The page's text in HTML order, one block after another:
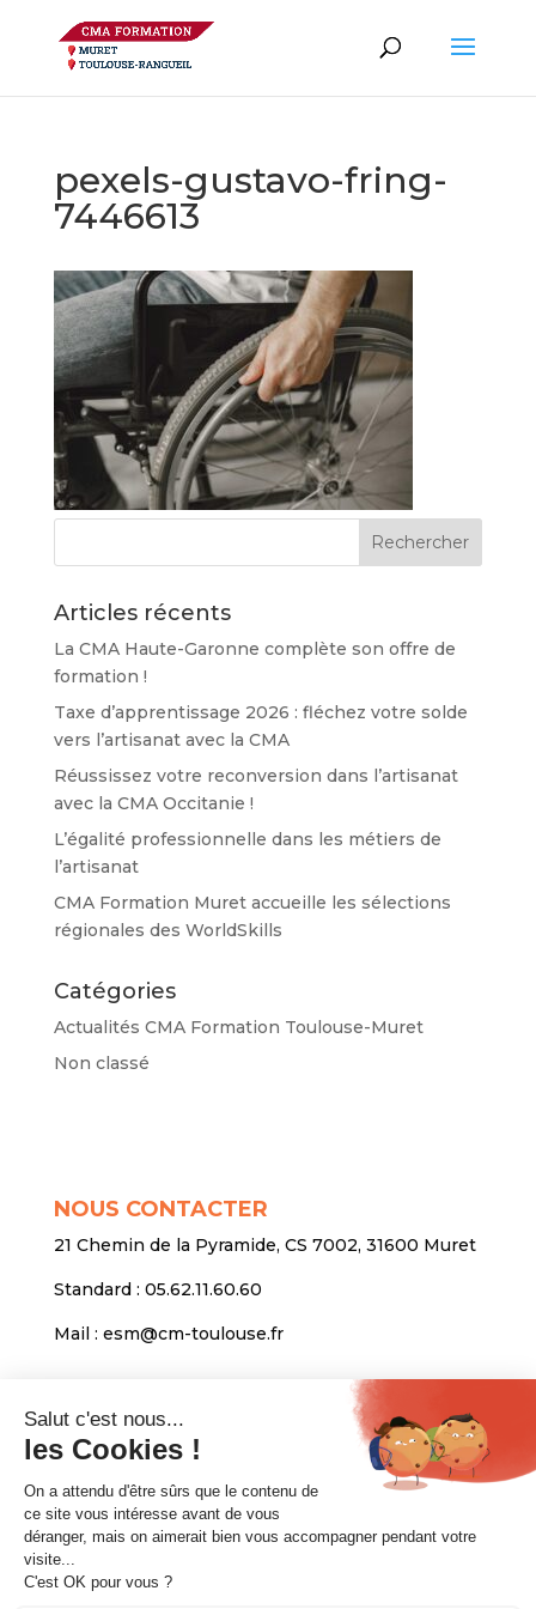
pexels-gustavo-fring-
7446613
Articles récents
La CMA Haute-Garonne complète son offre de
formation !
Taxe d’apprentissage 2026 : fléchez votre solde
vers l’artisanat avec la CMA
Réussissez votre reconversion dans l’artisanat
avec la CMA Occitanie !
L’égalité professionnelle dans les métiers de
l’artisanat
CMA Formation Muret accueille les sélections
régionales des WorldSkills
Catégories
Actualités CMA Formation Toulouse-Muret
Non classé
NOUS CONTACTER
21 Chemin de la Pyramide, CS 7002, 31600 Muret
Standard : 05.62.11.60.60
Mail : esm@cm-toulouse.fr
INFORMATIONS
Mentions légales
Protection des données personnelles
Venir nous voir